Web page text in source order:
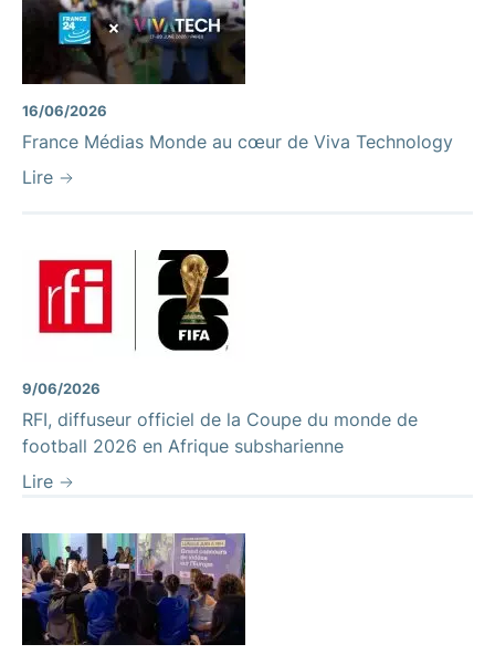
16/06/2026
France Médias Monde au cœur de Viva Technology
Lire
9/06/2026
RFI, diffuseur officiel de la Coupe du monde de
football 2026 en Afrique subsharienne
Lire